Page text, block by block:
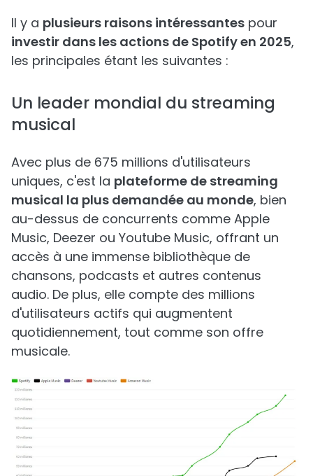
Il y a plusieurs raisons intéressantes pour
investir dans les actions de Spotify en 2025,
les principales étant les suivantes :
Un leader mondial du streaming
musical
Avec plus de 675 millions d'utilisateurs
uniques, c'est la plateforme de streaming
musical la plus demandée au monde, bien
au-dessus de concurrents comme Apple
Music, Deezer ou Youtube Music, offrant un
accès à une immense bibliothèque de
chansons, podcasts et autres contenus
audio. De plus, elle compte des millions
d'utilisateurs actifs qui augmentent
quotidiennement, tout comme son offre
musicale.